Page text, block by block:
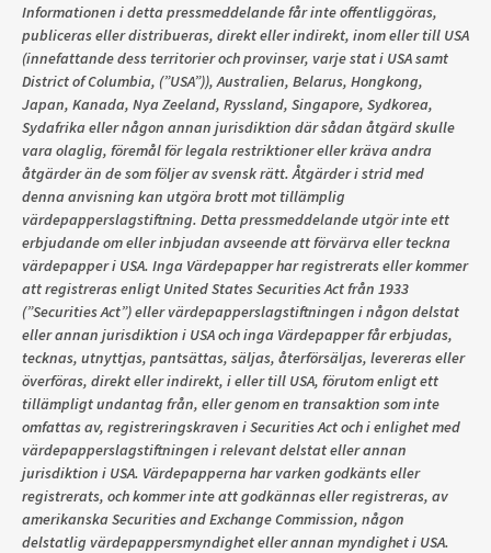
Informationen i detta pressmeddelande får inte offentliggöras,
publiceras eller distribueras, direkt eller indirekt, inom eller till USA
(innefattande dess territorier och provinser, varje stat i USA samt
District of Columbia, (”USA”)), Australien, Belarus, Hongkong,
Japan, Kanada, Nya Zeeland, Ryssland, Singapore, Sydkorea,
Sydafrika eller någon annan jurisdiktion där sådan åtgärd skulle
vara olaglig, föremål för legala restriktioner eller kräva andra
åtgärder än de som följer av svensk rätt. Åtgärder i strid med
denna anvisning kan utgöra brott mot tillämplig
värdepapperslagstiftning. Detta pressmeddelande utgör inte ett
erbjudande om eller inbjudan avseende att förvärva eller teckna
värdepapper i USA. Inga Värdepapper har registrerats eller kommer
att registreras enligt United States Securities Act från 1933
(”Securities Act”) eller värdepapperslagstiftningen i någon delstat
eller annan jurisdiktion i USA och inga Värdepapper får erbjudas,
tecknas, utnyttjas, pantsättas, säljas, återförsäljas, levereras eller
överföras, direkt eller indirekt, i eller till USA, förutom enligt ett
tillämpligt undantag från, eller genom en transaktion som inte
omfattas av, registreringskraven i Securities Act och i enlighet med
värdepapperslagstiftningen i relevant delstat eller annan
jurisdiktion i USA. Värdepapperna har varken godkänts eller
registrerats, och kommer inte att godkännas eller registreras, av
amerikanska Securities and Exchange Commission, någon
delstatlig värdepappersmyndighet eller annan myndighet i USA.